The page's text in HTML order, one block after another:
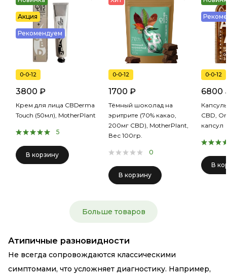
Акция
Рекомендуем
0-0-12
3800 ₽
Крем для лица CBDerma
Touch (50мл), MotherPlant
5
В корзину
0-0-12
1700 ₽
Тёмный шоколад на
эритрите (70% какао,
200мг CBD), MotherPlant,
Вес 100гр.
0
В корзину
0-0-12
6800
CBD,
капсул
В
Больше товаров
Атипичные разновидности
Не всегда сопровождаются классическими
симптомами, что усложняет диагностику. Например,